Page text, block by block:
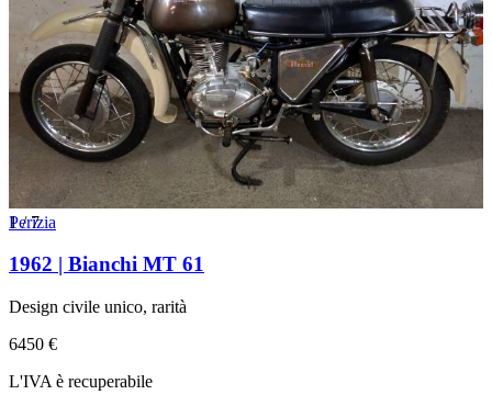
1/7
Perizia
1962 | Bianchi MT 61
Design civile unico, rarità
6450 €
L'IVA è recuperabile